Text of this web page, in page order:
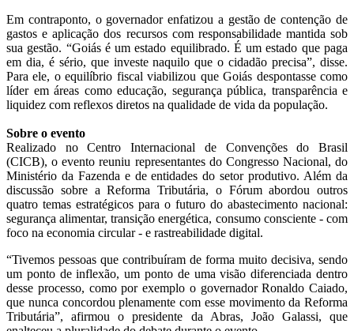
Em contraponto, o governador enfatizou a gestão de contenção de
gastos e aplicação dos recursos com responsabilidade mantida sob
sua gestão. “Goiás é um estado equilibrado. É um estado que paga
em dia, é sério, que investe naquilo que o cidadão precisa”, disse.
Para ele, o equilíbrio fiscal viabilizou que Goiás despontasse como
líder em áreas como educação, segurança pública, transparência e
liquidez com reflexos diretos na qualidade de vida da população.
Sobre o evento
Realizado no Centro Internacional de Convenções do Brasil
(CICB), o evento reuniu representantes do Congresso Nacional, do
Ministério da Fazenda e de entidades do setor produtivo. Além da
discussão sobre a Reforma Tributária, o Fórum abordou outros
quatro temas estratégicos para o futuro do abastecimento nacional:
segurança alimentar, transição energética, consumo consciente - com
foco na economia circular - e rastreabilidade digital.
“Tivemos pessoas que contribuíram de forma muito decisiva, sendo
um ponto de inflexão, um ponto de uma visão diferenciada dentro
desse processo, como por exemplo o governador Ronaldo Caiado,
que nunca concordou plenamente com esse movimento da Reforma
Tributária”, afirmou o presidente da Abras, João Galassi, que